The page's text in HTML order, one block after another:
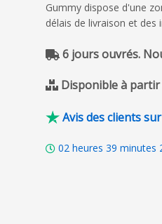
Gummy dispose d'une
délais de livraison et
6 jours ouvrés.
Disponible à
Avis des clients
02 heures 39 minutes